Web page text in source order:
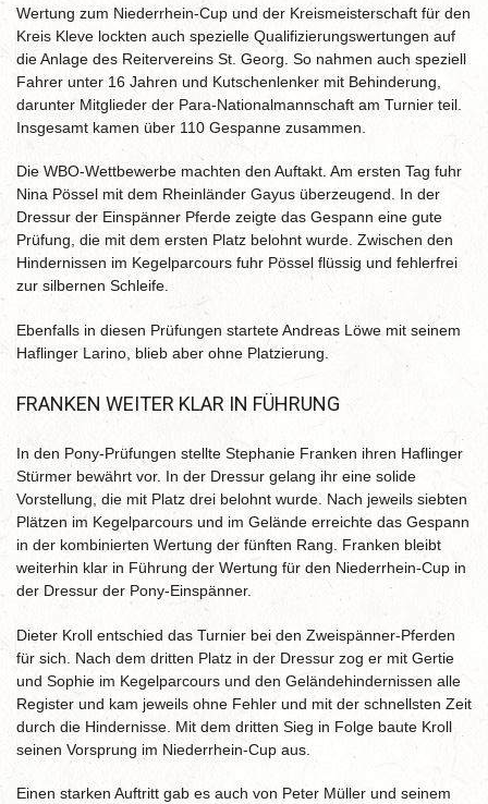
Wertung zum Niederrhein-Cup und der Kreismeisterschaft für den
Kreis Kleve lockten auch spezielle Qualifizierungswertungen auf
die Anlage des Reitervereins St. Georg. So nahmen auch speziell
Fahrer unter 16 Jahren und Kutschenlenker mit Behinderung,
darunter Mitglieder der Para-Nationalmannschaft am Turnier teil.
Insgesamt kamen über 110 Gespanne zusammen.
Die WBO-Wettbewerbe machten den Auftakt. Am ersten Tag fuhr
Nina Pössel mit dem Rheinländer Gayus überzeugend. In der
Dressur der Einspänner Pferde zeigte das Gespann eine gute
Prüfung, die mit dem ersten Platz belohnt wurde. Zwischen den
Hindernissen im Kegelparcours fuhr Pössel flüssig und fehlerfrei
zur silbernen Schleife.
Ebenfalls in diesen Prüfungen startete Andreas Löwe mit seinem
Haflinger Larino, blieb aber ohne Platzierung.
FRANKEN WEITER KLAR IN FÜHRUNG
In den Pony-Prüfungen stellte Stephanie Franken ihren Haflinger
Stürmer bewährt vor. In der Dressur gelang ihr eine solide
Vorstellung, die mit Platz drei belohnt wurde. Nach jeweils siebten
Plätzen im Kegelparcours und im Gelände erreichte das Gespann
in der kombinierten Wertung der fünften Rang. Franken bleibt
weiterhin klar in Führung der Wertung für den Niederrhein-Cup in
der Dressur der Pony-Einspänner.
Dieter Kroll entschied das Turnier bei den Zweispänner-Pferden
für sich. Nach dem dritten Platz in der Dressur zog er mit Gertie
und Sophie im Kegelparcours und den Geländehindernissen alle
Register und kam jeweils ohne Fehler und mit der schnellsten Zeit
durch die Hindernisse. Mit dem dritten Sieg in Folge baute Kroll
seinen Vorsprung im Niederrhein-Cup aus.
Einen starken Auftritt gab es auch von Peter Müller und seinem